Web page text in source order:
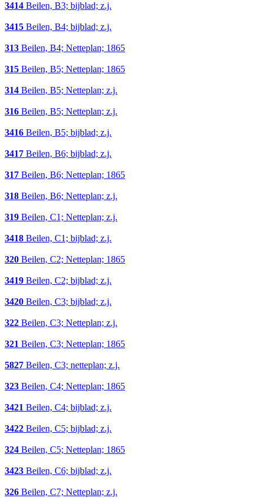
3414 Beilen, B3; bijblad; z.j.
3415 Beilen, B4; bijblad; z.j.
313 Beilen, B4; Netteplan; 1865
315 Beilen, B5; Netteplan; 1865
314 Beilen, B5; Netteplan; z.j.
316 Beilen, B5; Netteplan; z.j.
3416 Beilen, B5; bijblad; z.j.
3417 Beilen, B6; bijblad; z.j.
317 Beilen, B6; Netteplan; 1865
318 Beilen, B6; Netteplan; z.j.
319 Beilen, C1; Netteplan; z.j.
3418 Beilen, C1; bijblad; z.j.
320 Beilen, C2; Netteplan; 1865
3419 Beilen, C2; bijblad; z.j.
3420 Beilen, C3; bijblad; z.j.
322 Beilen, C3; Netteplan; z.j.
321 Beilen, C3; Netteplan; 1865
5827 Beilen, C3; netteplan; z.j.
323 Beilen, C4; Netteplan; 1865
3421 Beilen, C4; bijblad; z.j.
3422 Beilen, C5; bijblad; z.j.
324 Beilen, C5; Netteplan; 1865
3423 Beilen, C6; bijblad; z.j.
326 Beilen, C7; Netteplan; z.j.